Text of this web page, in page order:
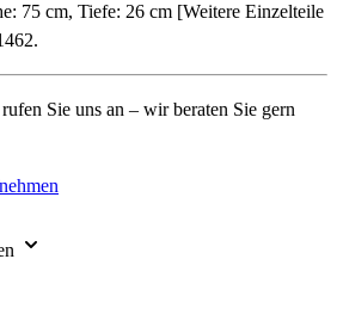
75 cm, Tiefe: 26 cm [Weitere Einzelteile
Sie uns an – wir beraten Sie gern